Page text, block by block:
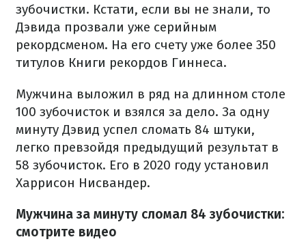
зубочистки. Кстати, если вы не знали, то
Дэвида прозвали уже серийным
рекордсменом. На его счету уже более 350
титулов Книги рекордов Гиннеса.
Мужчина выложил в ряд на длинном столе
100 зубочисток и взялся за дело. За одну
минуту Дэвид успел сломать 84 штуки,
легко превзойдя предыдущий результат в
58 зубочисток. Его в 2020 году установил
Харрисон Нисвандер.
Мужчина за минуту сломал 84 зубочистки:
смотрите видео